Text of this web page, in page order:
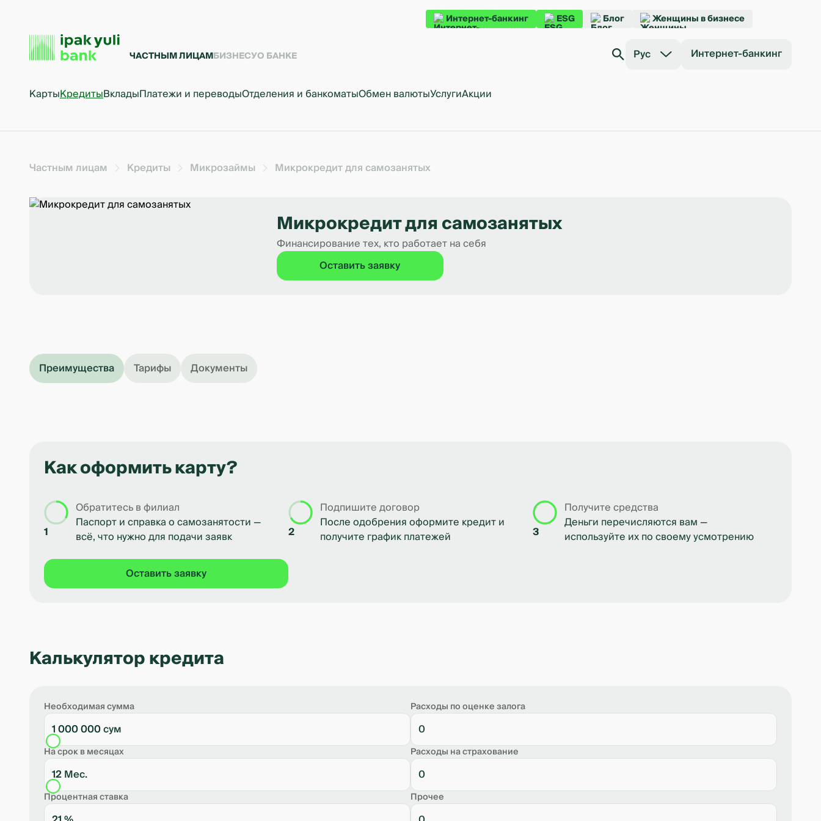
Интернет-банкинг ESG Блог Женщины в бизнесе
ЧАСТНЫМ ЛИЦАМБИЗНЕСУО БАНКЕ Рус Интернет-банкинг
КартыКредитыВкладыПлатежи и переводыОтделения и банкоматыОбмен валютыУслугиАкции
Частным лицам Кредиты Микрозаймы Микрокредит для самозанятых
Микрокредит для самозанятых
Финансирование тех, кто работает на себя
Оставить заявку
Преимущества Тарифы Документы
Как оформить карту?
1
Обратитесь в филиал
Паспорт и справка о самозанятости —
всё, что нужно для подачи заявк
2
Подпишите договор
После одобрения оформите кредит и
получите график платежей
3
Получите средства
Деньги перечисляются вам —
используйте их по своему усмотрению
Оставить заявку
Калькулятор кредита
Необходимая сумма
1 000 000 сум
На срок в месяцах
12 Мес.
Процентная ставка
Расходы по оценке залога
Расходы на страхование
Прочее